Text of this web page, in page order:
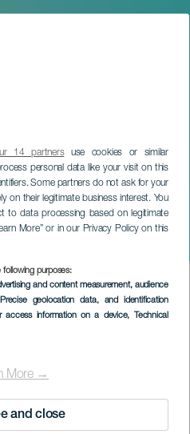
14 partnersuse cookies or similar
personal data like your visit on this
Some partners do not ask for your
on their legitimate business interest. You
to data processing based on legitimate
More” or in our Privacy Policy on this
following purposes:
and content measurement, audience
geolocation data, and identification
access information on a device, Technical
More →
and close
van La